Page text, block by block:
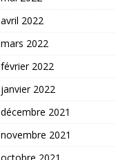
avril 2022
mars 2022
février 2022
janvier 2022
décembre 2021
novembre 2021